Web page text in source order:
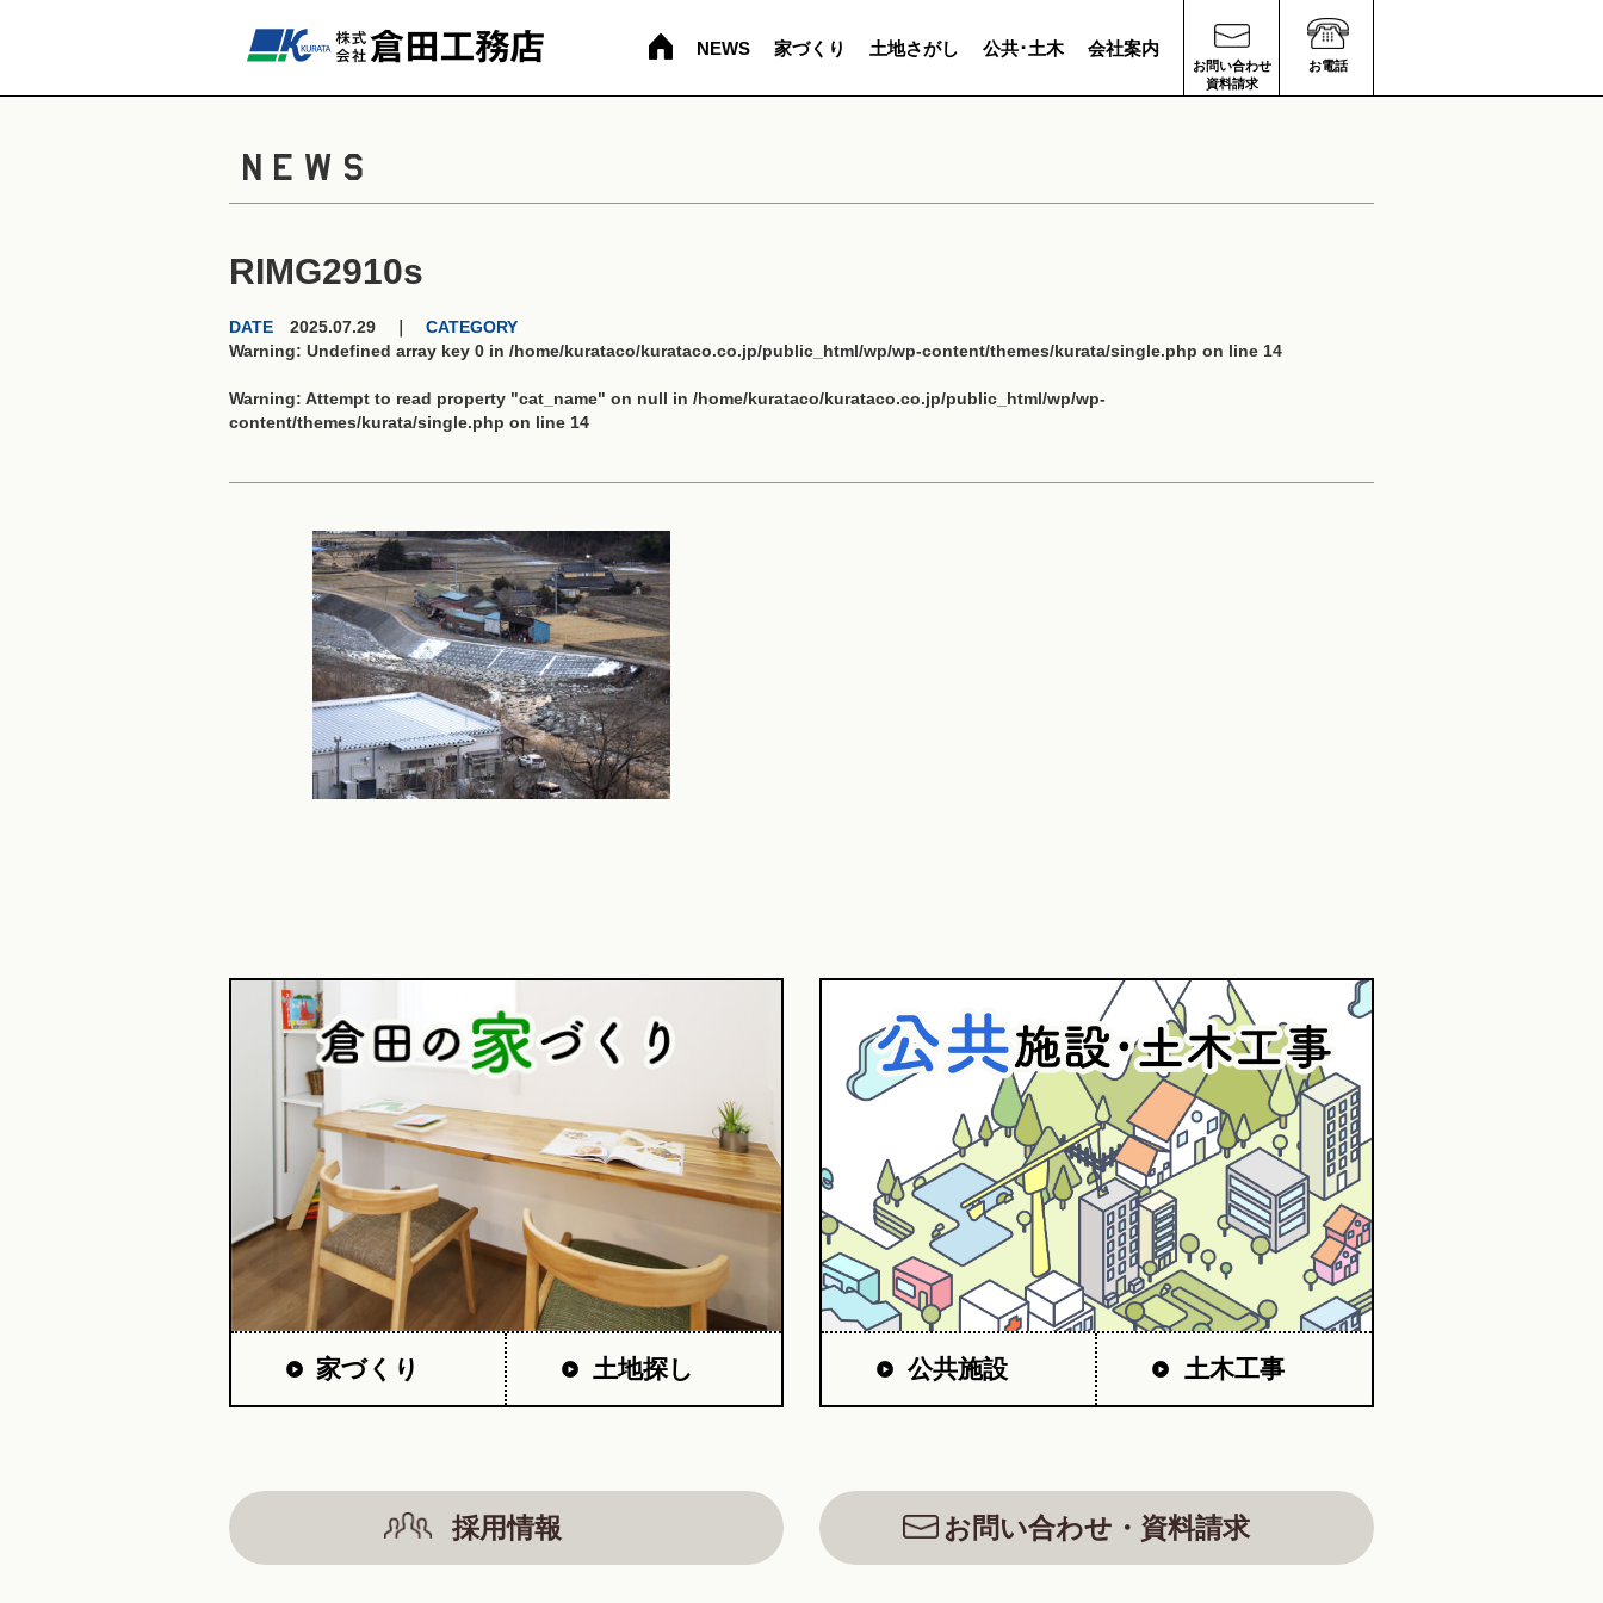
NEWS 家づくり 土地さがし 公共･土木 会社案内
お問い合わせ
資料請求
お電話
NEWS
RIMG2910s
DATE 2025.07.29 ｜ CATEGORY
Warning: Undefined array key 0 in /home/kurataco/kurataco.co.jp/public_html/wp/wp-content/themes/kurata/single.php on line 14
Warning: Attempt to read property "cat_name" on null in /home/kurataco/kurataco.co.jp/public_html/wp/wp-
content/themes/kurata/single.php on line 14
家づくり 土地探し 公共施設 土木工事
採用情報 お問い合わせ・資料請求